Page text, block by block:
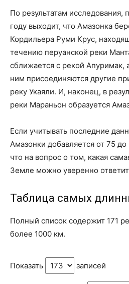
По результатам исследования,
году выходит, что Амазонка
Кордильера Руми Крус,
течению перуанской реки
сближается с рекой
ним присоединяются другие
реку Укаяли. И, наконец, в
реки Мараньон образуется
Если учитывать последние
Амазонки добавляется от 75
что на вопрос о том, какая
Земле можно уверенно
Таблица самых
Полный список содержит 171
более 1000 км.
Показать записей